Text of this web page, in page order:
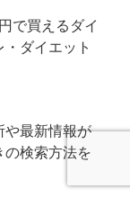
で買えるダイ
ダイエット
や最新情報が
の検索方法を